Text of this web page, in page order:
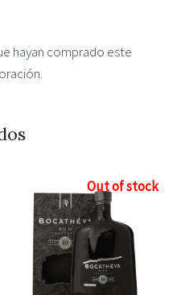
hayan comprado este
Out of stock